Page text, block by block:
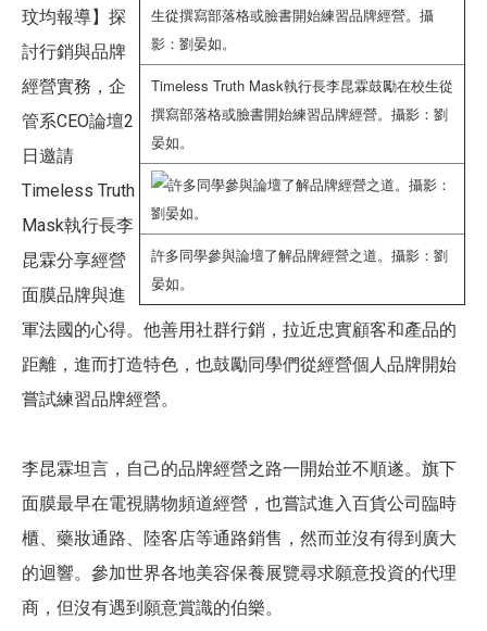
Timeless Truth Mask執行長李昆霖鼓勵在校生從
撰寫部落格或臉書開始練習品牌經營。攝影：劉
晏如。
許多同學參與論壇了解品牌經營之道。攝影：劉
晏如。
玟均報導】探
討行銷與品牌
經營實務，企
管系CEO論壇2
日邀請
Timeless Truth
Mask執行長李
昆霖分享經營
面膜品牌與進
軍法國的心得。他善用社群行銷，拉近忠實顧客和產品的
距離，進而打造特色，也鼓勵同學們從經營個人品牌開始
嘗試練習品牌經營。
李昆霖坦言，自己的品牌經營之路一開始並不順遂。旗下
面膜最早在電視購物頻道經營，也嘗試進入百貨公司臨時
櫃、藥妝通路、陸客店等通路銷售，然而並沒有得到廣大
的迴響。參加世界各地美容保養展覽尋求願意投資的代理
商，但沒有遇到願意賞識的伯樂。